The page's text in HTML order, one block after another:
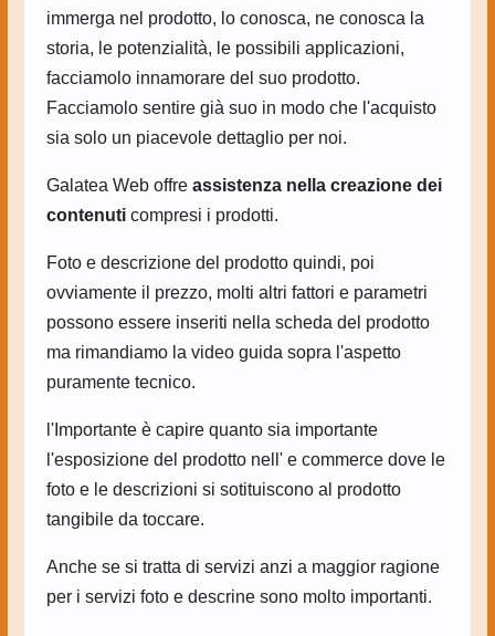
immerga nel prodotto, lo conosca, ne conosca la
storia, le potenzialità, le possibili applicazioni,
facciamolo innamorare del suo prodotto.
Facciamolo sentire già suo in modo che l'acquisto
sia solo un piacevole dettaglio per noi.
Galatea Web offreassistenza nella creazione dei
contenuticompresi i prodotti.
Foto e descrizione del prodotto quindi, poi
ovviamente il prezzo, molti altri fattori e parametri
possono essere inseriti nella scheda del prodotto
ma rimandiamo la video guida sopra l'aspetto
puramente tecnico.
l'Importante è capire quanto sia importante
l'esposizione del prodotto nell' e commerce dove le
foto e le descrizioni si sotituiscono al prodotto
tangibile da toccare.
Anche se si tratta di servizi anzi a maggior ragione
per i servizi foto e descrine sono molto importanti.